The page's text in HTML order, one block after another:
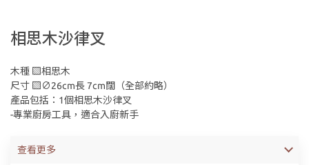
相思木沙律叉
木種 ▧相思木
尺寸 ▧∅26cm長 7cm闊（全部約略）
產品包括：1個相思木沙律叉
-專業廚房工具，適合入廚新手
查看更多